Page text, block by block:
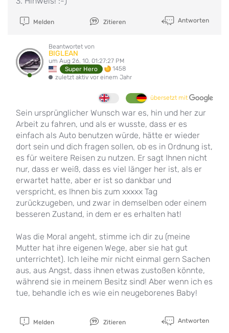
Melden Zitieren Antworten
Beantwortet von
BIGLEAN
um Aug 26, 10, 01:27:27 PM
Super Hero
1458
zuletzt aktiv vor einem Jahr
übersetzt mit
Sein ursprünglicher Wunsch war es, hin und her zur
Arbeit zu fahren, und als er wusste, dass er es
einfach als Auto benutzen würde, hätte er wieder
dort sein und dich fragen sollen, ob es in Ordnung ist,
es für weitere Reisen zu nutzen. Er sagt Ihnen nicht
nur, dass er weiß, dass es viel länger her ist, als er
erwartet hatte, aber er ist so dankbar und
verspricht, es Ihnen bis zum xxxxx Tag
zurückzugeben, und zwar in demselben oder einem
besseren Zustand, in dem er es erhalten hat!
Was die Moral angeht, stimme ich dir zu (meine
Mutter hat ihre eigenen Wege, aber sie hat gut
unterrichtet). Ich leihe mir nicht einmal gern Sachen
aus, aus Angst, dass ihnen etwas zustoßen könnte,
während sie in meinem Besitz sind! Aber wenn ich es
tue, behandle ich es wie ein neugeborenes Baby!
Melden Zitieren Antworten